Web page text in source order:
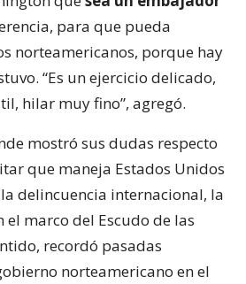
para que pueda
norteamericanos, porque hay
“Es un ejercicio delicado,
hilar muy fino”, agregó.
mostró sus dudas respecto
que maneja Estados Unidos
delincuencia internacional, la
marco del Escudo de las
recordó pasadas
norteamericano en el